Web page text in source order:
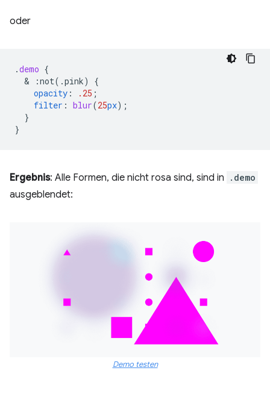
oder
.demo {
  &
:not(.pink)
{
opacity : .25 ;
filter : blur(25px);
}
}
Ergebnis: Alle Formen, die nicht rosa sind, sind in .demo
ausgeblendet:
Demo testen